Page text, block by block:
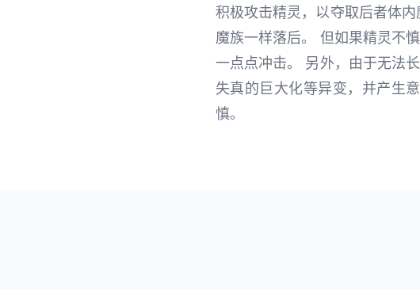
积极攻击精灵，以夺取后者体
魔族一样落后。 但如果精灵不
一点点冲击。 另外，由于无法
失真的巨大化等异变，并产生
慎。